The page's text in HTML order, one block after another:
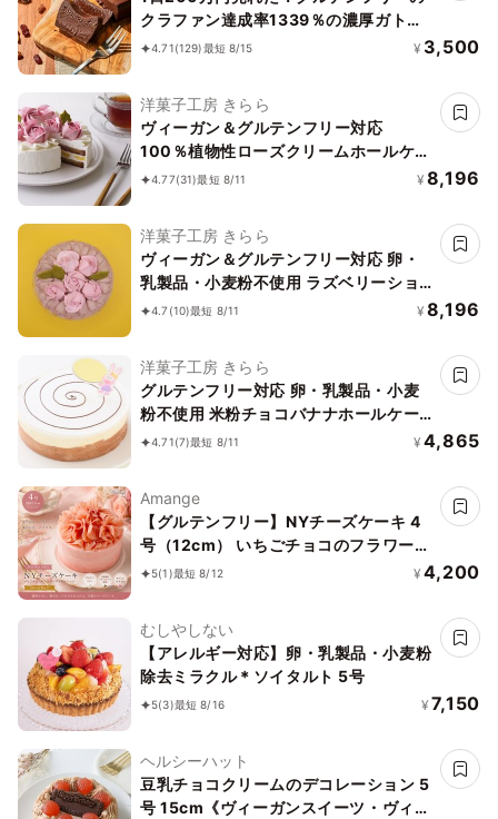
クラファン達成率1339％の濃厚ガトー
ショコラ誕生日プレゼント
4.71(129)最短 8/15 ¥ 3,500
洋菓子工房 きらら
ヴィーガン＆グルテンフリー対応
100％植物性ローズクリームホールケー
キ 5号 15cm《ヴィーガンスイーツ・ヴ
4.77(31)最短 8/11 ¥ 8,196
洋菓子工房 きらら
ヴィーガン＆グルテンフリー対応 卵・
乳製品・小麦粉不使用 ラズベリーショ
コラ 5号 15cm《ヴィーガンスイーツ・
4.7 (10)最短 8/11 ¥ 8,196
洋菓子工房 きらら
グルテンフリー対応 卵・乳製品・小麦
粉不使用 米粉チョコバナナホールケー
キ 5号 15cm
4.71(7)最短 8/11 ¥ 4,865
Amange
【グルテンフリー】NYチーズケーキ 4
号（12cm） いちごチョコのフラワーデ
コレーション｜当店人気No.1
5(1)最短 8/12 ¥ 4,200
むしやしない
【アレルギー対応】卵・乳製品・小麦粉
除去ミラクル＊ソイタルト 5号
5(3)最短 8/16 ¥ 7,150
ヘルシーハット
豆乳チョコクリームのデコレーション 5
号 15cm《ヴィーガンスイーツ・ヴィー